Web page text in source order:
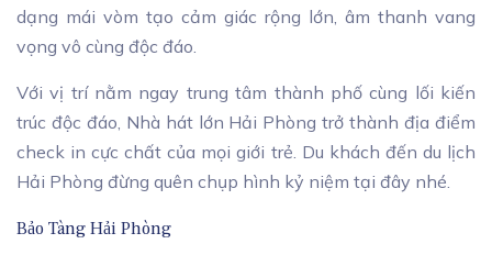
dạng mái vòm tạo cảm giác rộng lớn, âm thanh vang
vọng vô cùng độc đáo.
Với vị trí nằm ngay trung tâm thành phố cùng lối kiến
trúc độc đáo, Nhà hát lớn Hải Phòng trở thành địa điểm
check in cực chất của mọi giới trẻ. Du khách đến du lịch
Hải Phòng đừng quên chụp hình kỷ niệm tại đây nhé.
Bảo Tàng Hải Phòng